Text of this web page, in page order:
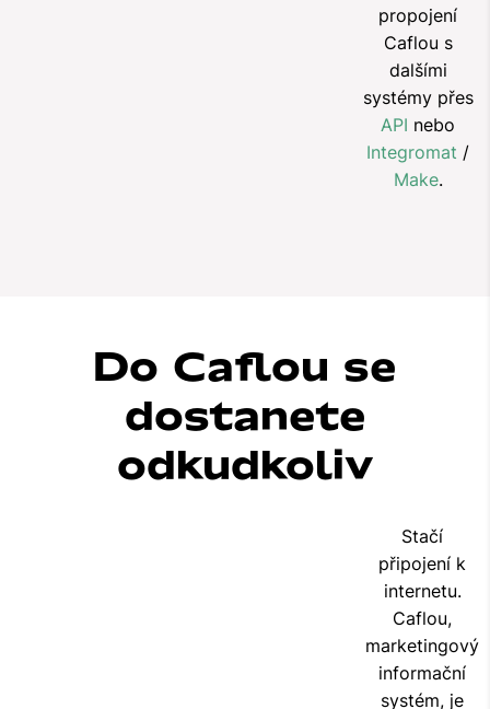
propojení
Caflou s
dalšími
systémy přes
API nebo
Integromat /
Make.
Do Caflou se
dostanete
odkudkoliv
Stačí
připojení k
internetu.
Caflou,
marketingový
informační
systém, je